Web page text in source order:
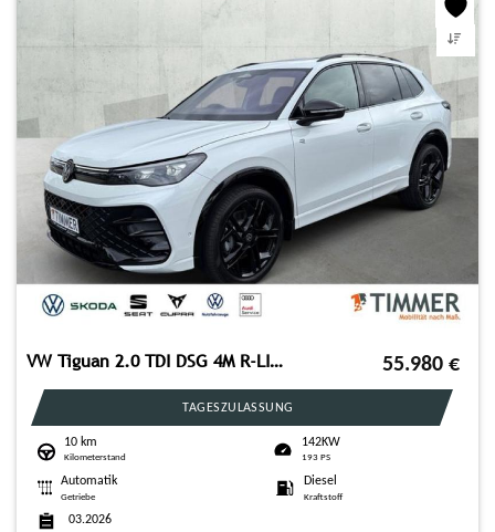
VW Tiguan 2.0 TDI DSG 4M R-LINE BLACK +AHK +PANO +3 55.980 €
TAGESZULASSUNG
10 km
Kilometerstand
142KW
193 PS
Automatik
Getriebe
Diesel
Kraftstoff
03.2026